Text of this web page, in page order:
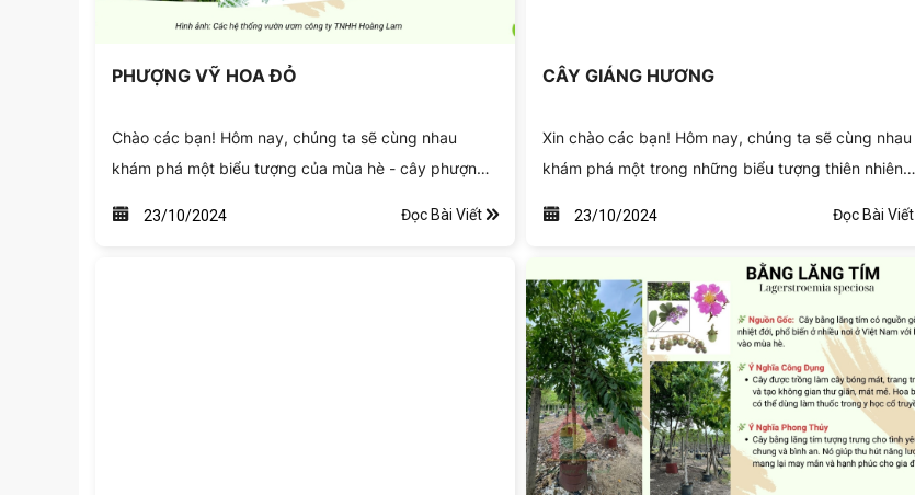
PHƯỢNG VỸ HOA ĐỎ
Chào các bạn! Hôm nay, chúng ta sẽ cùng nhau
khám phá một biểu tượng của mùa hè - cây phượng
và ý nghĩa đặc biệt, phượng vỹ không chỉ đẹp mà
23/10/2024 Đọc Bài Viết
CÂY GIÁNG HƯƠNG
Xin chào các bạn! Hôm nay, chúng ta sẽ cùng nhau
khám phá một trong những biểu tượng thiên nhiên
Không chỉ là một loài cây, mà còn mang trong mình
những giá trị văn hóa, kinh tế và phong thủy. Hãy
cùng mình tìm hiểu sâu hơn nhé!
23/10/2024 Đọc Bài Viết